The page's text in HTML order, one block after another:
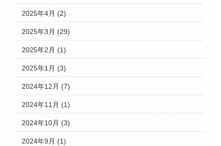
2025年4月 (2)
2025年3月 (29)
2025年2月 (1)
2025年1月 (3)
2024年12月 (7)
2024年11月 (1)
2024年10月 (3)
2024年9月 (1)